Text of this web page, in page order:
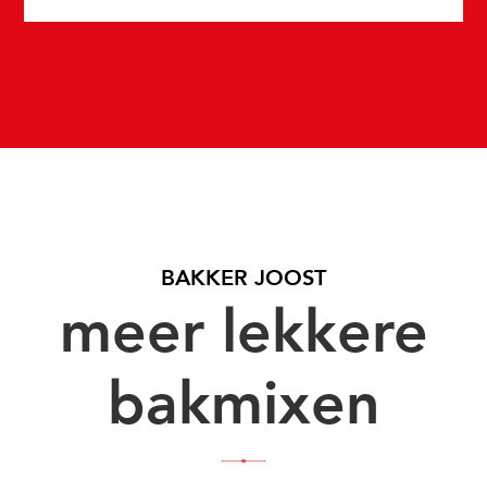
BAKKER JOOST
meer lekkere
bakmixen